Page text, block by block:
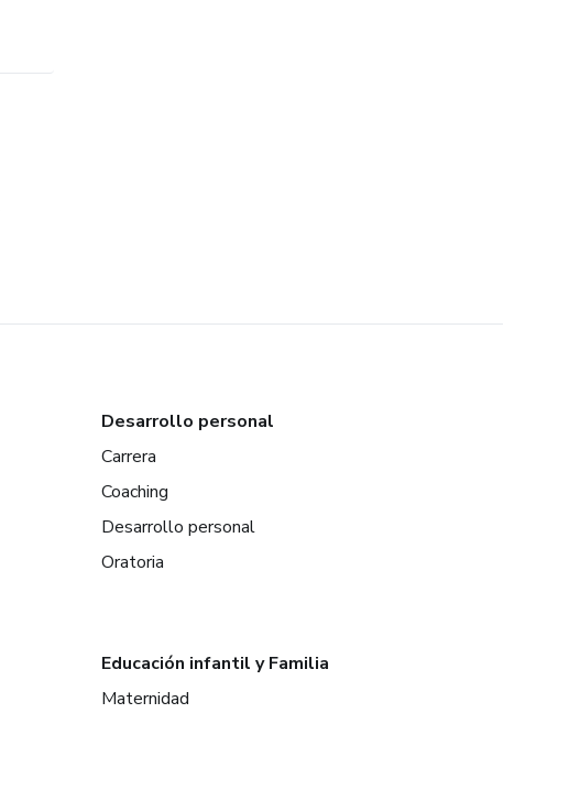
Desarrollo personal
Carrera
Coaching
Desarrollo personal
Oratoria
Educación infantil y Familia
Maternidad